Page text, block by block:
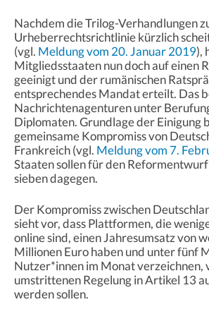
Nachdem die Trilog-Verhandlungen
Urheberrechtsrichtlinie kürzlich
(vgl. Meldung vom 20. Januar 2019),
Mitgliedsstaaten nun doch auf einen
geeinigt und der rumänischen
entsprechendes Mandat erteilt. Das
Nachrichtenagenturen unter
Diplomaten. Grundlage der Einigung
gemeinsame Kompromiss von
Frankreich (vgl. Meldung vom 7.
Staaten sollen für den
sieben dagegen.
Der Kompromiss zwischen
sieht vor, dass Plattformen, die
online sind, einen Jahresumsatz von
Millionen Euro haben und unter fünf
Nutzer*innen im Monat verzeichnen,
umstrittenen Regelung in Artikel 13
werden sollen.